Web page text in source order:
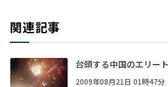
関連記事
台頭する中国のエリー
2009年08月21日 01時47分